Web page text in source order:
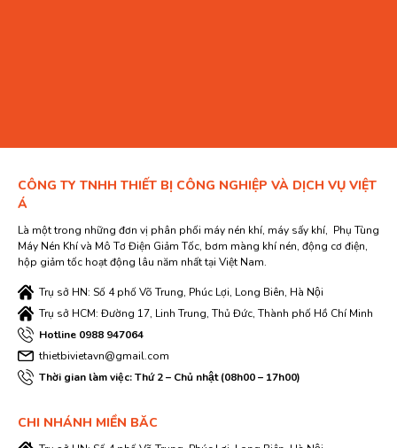
CÔNG TY TNHH THIẾT BỊ CÔNG NGHIỆP VÀ DỊCH VỤ VIỆT
Á
Là một trong những đơn vị phân phối máy nén khí, máy sấy khí, Phụ Tùng
Máy Nén Khí và Mô Tơ Điện Giảm Tốc, bơm màng khí nén, động cơ điện,
hộp giảm tốc hoạt động lâu năm nhất tại Việt Nam.
Trụ sở HN: Số 4 phố Võ Trung, Phúc Lợi, Long Biên, Hà Nội
Trụ sở HCM: Đường 17, Linh Trung, Thủ Đức, Thành phố Hồ Chí Minh
Hotline 0988 947064
thietbivietavn@gmail.com
Thời gian làm việc: Thứ 2 – Chủ nhật (08h00 – 17h00)
CHI NHÁNH MIỀN BĂC